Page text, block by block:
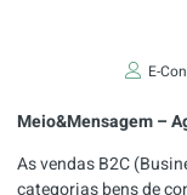
E-
Meio&Mensagem –
As vendas B2C